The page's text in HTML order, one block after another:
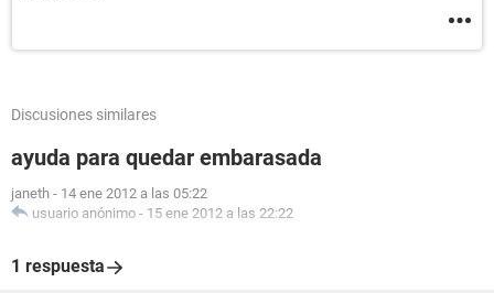
Discusiones similares
ayuda para quedar embarasada
janeth - 14 ene 2012 a las 05:22
usuario anónimo - 15 ene 2012 a las 22:22
1 respuesta